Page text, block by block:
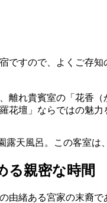
ですので、よくご存
離れ貴賓室の「花香
花壇」ならではの魅力
天風呂。この客室は
る親密な時間
由緒ある宮家の末裔